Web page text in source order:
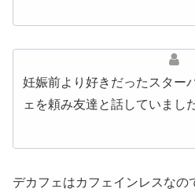
妊娠前より好きだったスター
ェを頼み友達と話していまし
デカフェはカフェインレスなの